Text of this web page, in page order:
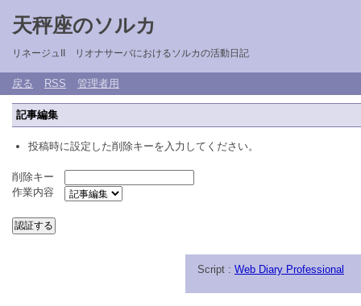
天秤座のソルカ
リネージュII リオナサーバにおけるソルカの活動日記
戻る RSS 管理者用
記事編集
投稿時に設定した削除キーを入力してください。
削除キー
作業内容
Script : Web Diary Professional